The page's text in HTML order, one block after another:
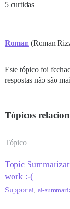
5 curtidas
Roman (Roman
Este tópico foi
respostas não são
Tópicos
Tópico
Topic
work :-(
Supportai ai-